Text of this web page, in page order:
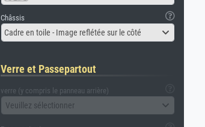
Châssis
Cadre en toile - Image reflétée sur le côté
Verre et Passepartout
verre (y compris le panneau arrière)
Veuillez sélectionner